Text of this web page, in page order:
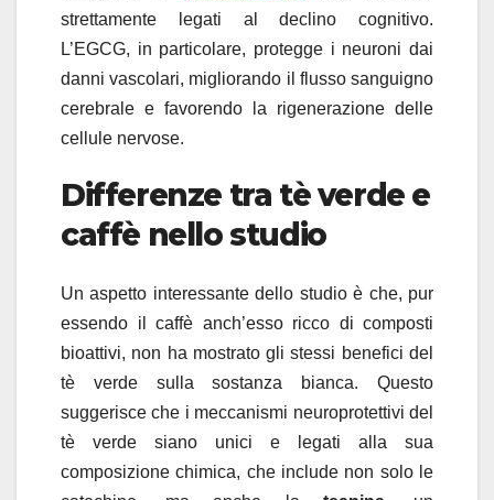
strettamente legati al declino cognitivo.
L’EGCG, in particolare, protegge i neuroni dai
danni vascolari, migliorando il flusso sanguigno
cerebrale e favorendo la rigenerazione delle
cellule nervose.
Differenze tra tè verde e
caffè nello studio
Un aspetto interessante dello studio è che, pur
essendo il caffè anch’esso ricco di composti
bioattivi, non ha mostrato gli stessi benefici del
tè verde sulla sostanza bianca. Questo
suggerisce che i meccanismi neuroprotettivi del
tè verde siano unici e legati alla sua
composizione chimica, che include non solo le